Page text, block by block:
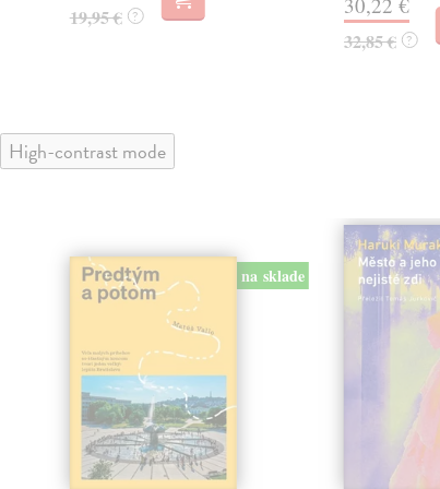
19,95 € ?
32,85 € ?
High-contrast mode
na sklade